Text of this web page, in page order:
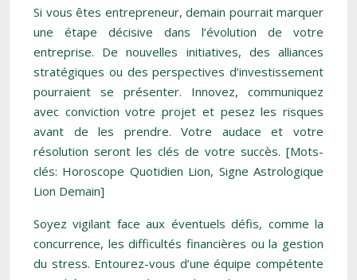
Si vous êtes entrepreneur, demain pourrait marquer
une étape décisive dans l’évolution de votre
entreprise. De nouvelles initiatives, des alliances
stratégiques ou des perspectives d’investissement
pourraient se présenter. Innovez, communiquez
avec conviction votre projet et pesez les risques
avant de les prendre. Votre audace et votre
résolution seront les clés de votre succès. [Mots-
clés: Horoscope Quotidien Lion, Signe Astrologique
Lion Demain]
Soyez vigilant face aux éventuels défis, comme la
concurrence, les difficultés financières ou la gestion
du stress. Entourez-vous d’une équipe compétente